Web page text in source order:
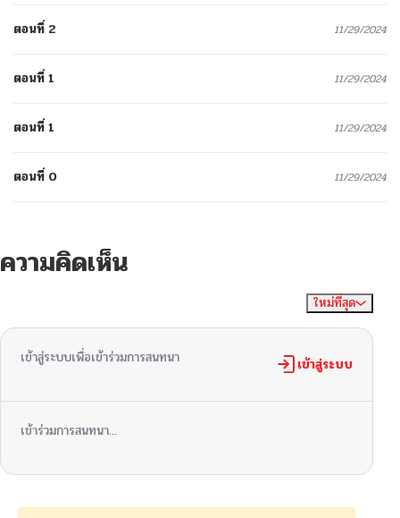
ตอนที่ 2 11/29/2024
ตอนที่ 1 11/29/2024
ตอนที่ 1 11/29/2024
ตอนที่ 0 11/29/2024
ความคิดเห็น
ใหม่ที่สุด
เข้าสู่ระบบเพื่อเข้าร่วมการสนทนา เข้าสู่ระบบ
เข้าร่วมการสนทนา...